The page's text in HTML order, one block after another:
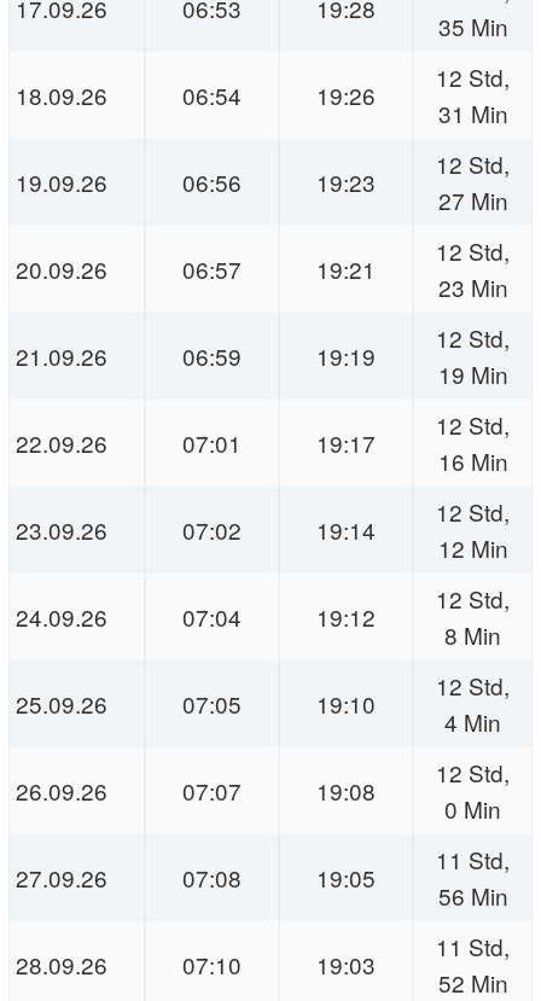
17.09.26 06:53 19:28
35 Min
18.09.26 06:54 19:26
12 Std,
31 Min
19.09.26 06:56 19:23
12 Std,
27 Min
20.09.26 06:57 19:21
12 Std,
23 Min
21.09.26 06:59 19:19
12 Std,
19 Min
22.09.26 07:01 19:17
12 Std,
16 Min
23.09.26 07:02 19:14
12 Std,
12 Min
24.09.26 07:04 19:12
12 Std,
8 Min
25.09.26 07:05 19:10
12 Std,
4 Min
26.09.26 07:07 19:08
12 Std,
0 Min
27.09.26 07:08 19:05
11 Std,
56 Min
28.09.26 07:10 19:03
11 Std,
52 Min